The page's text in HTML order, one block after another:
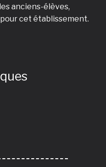
anciens-élèves,
cet établissement.